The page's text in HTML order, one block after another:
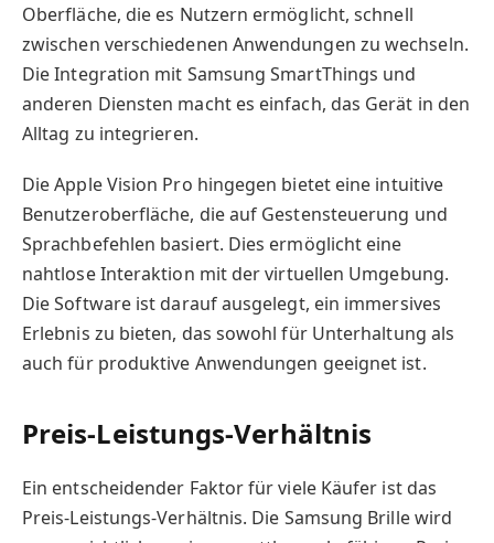
Oberfläche, die es Nutzern ermöglicht, schnell
zwischen verschiedenen Anwendungen zu wechseln.
Die Integration mit Samsung SmartThings und
anderen Diensten macht es einfach, das Gerät in den
Alltag zu integrieren.
Die Apple Vision Pro hingegen bietet eine intuitive
Benutzeroberfläche, die auf Gestensteuerung und
Sprachbefehlen basiert. Dies ermöglicht eine
nahtlose Interaktion mit der virtuellen Umgebung.
Die Software ist darauf ausgelegt, ein immersives
Erlebnis zu bieten, das sowohl für Unterhaltung als
auch für produktive Anwendungen geeignet ist.
Preis-Leistungs-Verhältnis
Ein entscheidender Faktor für viele Käufer ist das
Preis-Leistungs-Verhältnis. Die Samsung Brille wird